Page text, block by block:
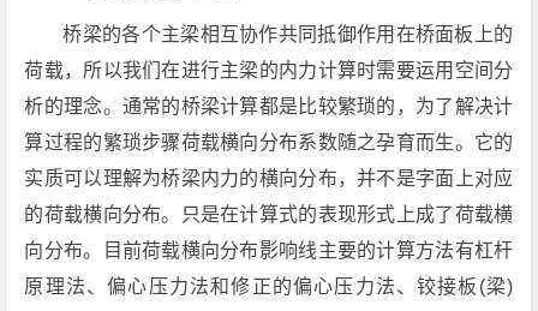
桥梁的各个主梁相互协作共同抵御作用在桥面板上的
荷载，所以我们在进行主梁的内力计算时需要运用空间分
析的理念。通常的桥梁计算都是比较繁琐的，为了解决计
算过程的繁琐步骤荷载横向分布系数随之孕育而生。它的
实质可以理解为桥梁内力的横向分布，并不是字面上对应
的荷载横向分布。只是在计算式的表现形式上成了荷载横
向分布。目前荷载横向分布影响线主要的计算方法有杠杆
原理法、偏心压力法和修正的偏心压力法、铰接板(梁)